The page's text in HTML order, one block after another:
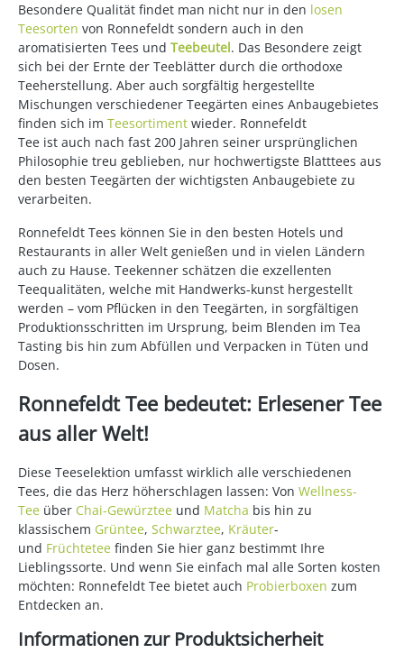
Besondere Qualität findet man nicht nur in den losen
Teesorten von Ronnefeldt sondern auch in den
aromatisierten Tees und Teebeutel. Das Besondere zeigt
sich bei der Ernte der Teeblätter durch die orthodoxe
Teeherstellung. Aber auch sorgfältig hergestellte
Mischungen verschiedener Teegärten eines Anbaugebietes
finden sich im Teesortiment wieder. Ronnefeldt
Tee ist auch nach fast 200 Jahren seiner ursprünglichen
Philosophie treu geblieben, nur hochwertigste Blatttees aus
den besten Teegärten der wichtigsten Anbaugebiete zu
verarbeiten.
Ronnefeldt Tees können Sie in den besten Hotels und
Restaurants in aller Welt genießen und in vielen Ländern
auch zu Hause. Teekenner schätzen die exzellenten
Teequalitäten, welche mit Handwerks-kunst hergestellt
werden – vom Pflücken in den Teegärten, in sorgfältigen
Produktionsschritten im Ursprung, beim Blenden im Tea
Tasting bis hin zum Abfüllen und Verpacken in Tüten und
Dosen.
Ronnefeldt Tee bedeutet: Erlesener Tee
aus aller Welt!
Diese Teeselektion umfasst wirklich alle verschiedenen
Tees, die das Herz höherschlagen lassen: Von Wellness-
Tee über Chai-Gewürztee und Matcha bis hin zu
klassischem Grüntee, Schwarztee, Kräuter-
und Früchtetee finden Sie hier ganz bestimmt Ihre
Lieblingssorte. Und wenn Sie einfach mal alle Sorten kosten
möchten: Ronnefeldt Tee bietet auch Probierboxen zum
Entdecken an.
Informationen zur Produktsicherheit